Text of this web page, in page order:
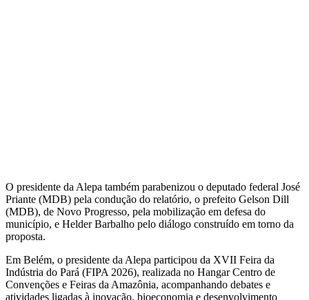
O presidente da Alepa também parabenizou o deputado federal José
Priante (MDB) pela condução do relatório, o prefeito Gelson Dill
(MDB), de Novo Progresso, pela mobilização em defesa do
município, e Helder Barbalho pelo diálogo construído em torno da
proposta.
Em Belém, o presidente da Alepa participou da XVII Feira da
Indústria do Pará (FIPA 2026), realizada no Hangar Centro de
Convenções e Feiras da Amazônia, acompanhando debates e
atividades ligadas à inovação, bioeconomia e desenvolvimento